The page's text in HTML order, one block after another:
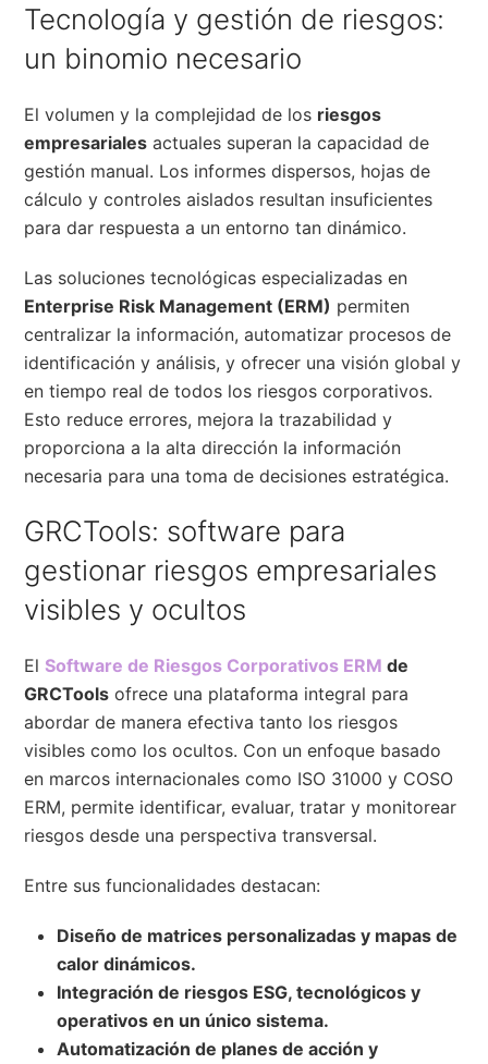
Tecnología y gestión de riesgos:
un binomio necesario
El volumen y la complejidad de los riesgos
empresariales actuales superan la capacidad de
gestión manual. Los informes dispersos, hojas de
cálculo y controles aislados resultan insuficientes
para dar respuesta a un entorno tan dinámico.
Las soluciones tecnológicas especializadas en
Enterprise Risk Management (ERM) permiten
centralizar la información, automatizar procesos de
identificación y análisis, y ofrecer una visión global y
en tiempo real de todos los riesgos corporativos.
Esto reduce errores, mejora la trazabilidad y
proporciona a la alta dirección la información
necesaria para una toma de decisiones estratégica.
GRCTools: software para
gestionar riesgos empresariales
visibles y ocultos
El Software de Riesgos Corporativos ERM de
GRCTools ofrece una plataforma integral para
abordar de manera efectiva tanto los riesgos
visibles como los ocultos. Con un enfoque basado
en marcos internacionales como ISO 31000 y COSO
ERM, permite identificar, evaluar, tratar y monitorear
riesgos desde una perspectiva transversal.
Entre sus funcionalidades destacan:
Diseño de matrices personalizadas y mapas de
calor dinámicos.
Integración de riesgos ESG, tecnológicos y
operativos en un único sistema.
Automatización de planes de acción y